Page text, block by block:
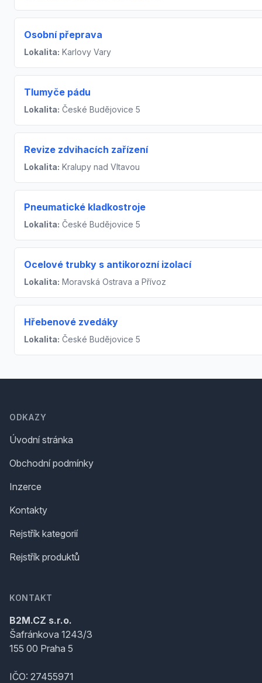
Osobní přeprava
Lokalita: Karlovy Vary
Tlumyče pádu
Lokalita: České Budějovice 5
Revize zdvihacích zařízení
Lokalita: Kralupy nad Vltavou
Pneumatické kladkostroje
Lokalita: České Budějovice 5
Ocelové trubky s antikorozní izolací
Lokalita: Moravská Ostrava a Přívoz
Hřebenové zvedáky
Lokalita: České Budějovice 5
ODKAZY
Úvodní stránka
Obchodní podmínky
Inzerce
Kontakty
Rejstřík kategorií
Rejstřík produktů
KONTAKT
B2M.CZ s.r.o.
Šafránkova 1243/3
155 00 Praha 5
IČO: 27455971